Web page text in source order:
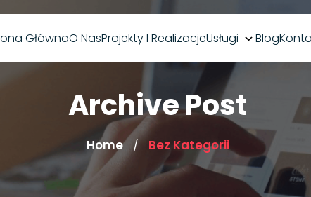
GłównaO NasProjekty I RealizacjeUsługi Blog
Archive Post
Home / Bez Kategorii